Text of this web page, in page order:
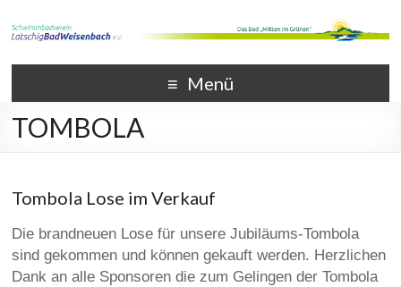
Menü
TOMBOLA
Tombola Lose im Verkauf
Die brandneuen Lose für unsere Jubiläums-Tombola
sind gekommen und können gekauft werden. Herzlichen
Dank an alle Sponsoren die zum Gelingen der Tombola